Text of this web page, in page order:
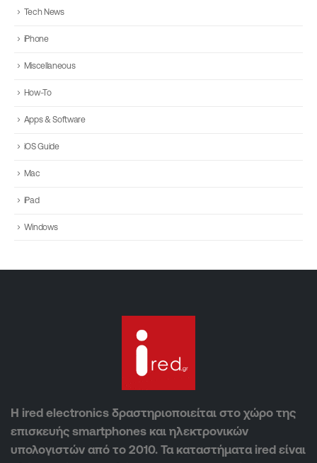
Tech News
iPhone
Miscellaneous
How-To
Apps & Software
iOS Guide
Mac
iPad
Windows
Η ired electronics δραστηριοποιείται στο χώρο της
επισκευής smartphones και ηλεκτρονικών
υπολογιστών από το 2010. Τα καταστήματα ired είναι